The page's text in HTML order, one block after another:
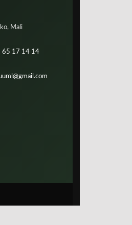
Mali
65 17 14 14